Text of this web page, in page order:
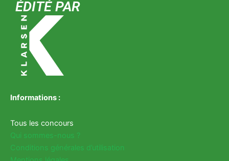
ÉDITÉ PAR
Informations :
Tous les concours
Qui sommes-nous ?
Conditions générales d’utilisation